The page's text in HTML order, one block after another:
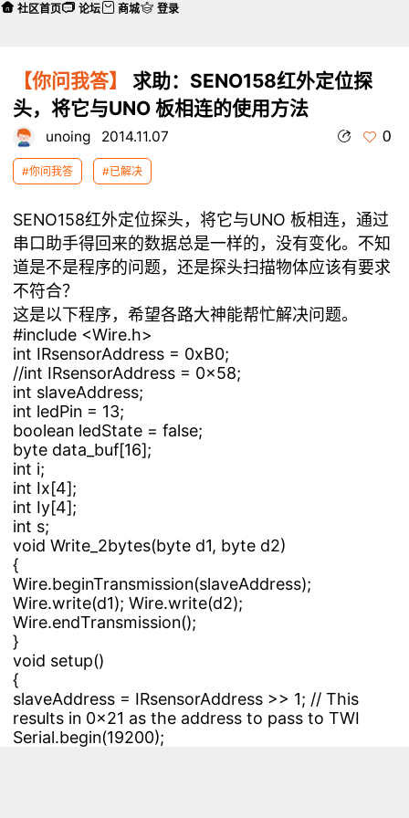
【你问我答】
求助：SENO158红外定位探
头，将它与UNO 板相连的使用方法
unoing 2014.11.07 0
#你问我答 #已解决
SENO158红外定位探头，将它与UNO 板相连，通过
串口助手得回来的数据总是一样的，没有变化。不知
道是不是程序的问题，还是探头扫描物体应该有要求
不符合？
这是以下程序，希望各路大神能帮忙解决问题。
#include <Wire.h>
int IRsensorAddress = 0xB0;
//int IRsensorAddress = 0x58;
int slaveAddress;
int ledPin = 13;
boolean ledState = false;
byte data_buf[16];
int i;
int Ix[4];
int Iy[4];
int s;
void Write_2bytes(byte d1, byte d2)
{
Wire.beginTransmission(slaveAddress);
Wire.write(d1); Wire.write(d2);
Wire.endTransmission();
}
void setup()
{
slaveAddress = IRsensorAddress >> 1; // This
results in 0x21 as the address to pass to TWI
Serial.begin(19200);
社区首页 论坛 商城 登录